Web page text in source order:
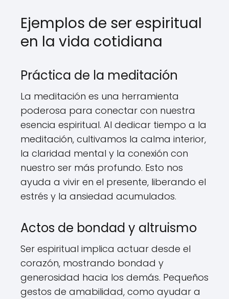
Ejemplos de ser espiritual
en la vida cotidiana
Práctica de la meditación
La meditación es una herramienta
poderosa para conectar con nuestra
esencia espiritual. Al dedicar tiempo a la
meditación, cultivamos la calma interior,
la claridad mental y la conexión con
nuestro ser más profundo. Esto nos
ayuda a vivir en el presente, liberando el
estrés y la ansiedad acumulados.
Actos de bondad y altruismo
Ser espiritual implica actuar desde el
corazón, mostrando bondad y
generosidad hacia los demás. Pequeños
gestos de amabilidad, como ayudar a